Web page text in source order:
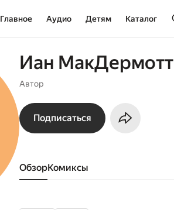
Главное Аудио Детям Каталог
Иан МакДермотт
Автор
Подписаться
Обзор комиксы